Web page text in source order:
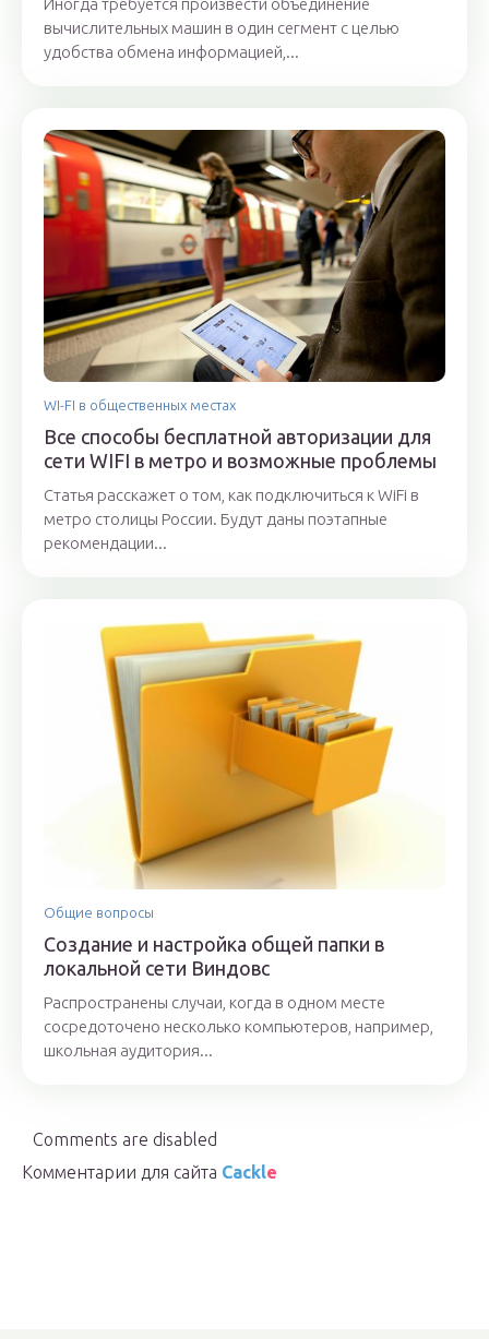
Иногда требуется произвести объединение
вычислительных машин в один сегмент с целью
удобства обмена информацией,...
WI-FI в общественных местах
Все способы бесплатной авторизации для
сети WIFI в метро и возможные проблемы
Статья расскажет о том, как подключиться к WiFi в
метро столицы России. Будут даны поэтапные
рекомендации...
Общие вопросы
Создание и настройка общей папки в
локальной сети Виндовс
Распространены случаи, когда в одном месте
сосредоточено несколько компьютеров, например,
школьная аудитория...
Comments are disabled
Комментарии для сайта Cackle